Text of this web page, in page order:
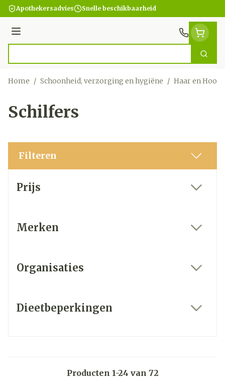
Ga naar de inhoud
Apothekersadvies Snelle beschikbaarheid
Menu
Zoek
Home / Schoonheid, verzorging en hygiëne / Haar en Hoofd
Schilfers
Filteren
Prijs
Merken
Organisaties
Dieetbeperkingen
Producten 1-24 van 72